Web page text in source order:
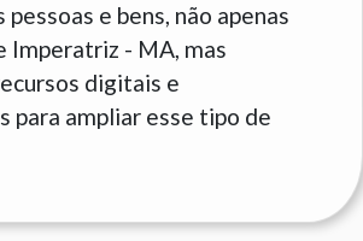
pessoas e bens, não apenas
Imperatriz - MA, mas
digitais e
para ampliar esse tipo de